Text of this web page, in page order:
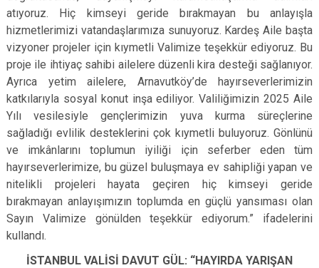
atıyoruz. Hiç kimseyi geride bırakmayan bu anlayışla
hizmetlerimizi vatandaşlarımıza sunuyoruz. Kardeş Aile başta
vizyoner projeler için kıymetli Valimize teşekkür ediyoruz. Bu
proje ile ihtiyaç sahibi ailelere düzenli kira desteği sağlanıyor.
Ayrıca yetim ailelere, Arnavutköy’de hayırseverlerimizin
katkılarıyla sosyal konut inşa ediliyor. Valiliğimizin 2025 Aile
Yılı vesilesiyle gençlerimizin yuva kurma süreçlerine
sağladığı evlilik desteklerini çok kıymetli buluyoruz. Gönlünü
ve imkânlarını toplumun iyiliği için seferber eden tüm
hayırseverlerimize, bu güzel buluşmaya ev sahipliği yapan ve
nitelikli projeleri hayata geçiren hiç kimseyi geride
bırakmayan anlayışımızın toplumda en güçlü yansıması olan
Sayın Valimize gönülden teşekkür ediyorum.” ifadelerini
kullandı.
İSTANBUL VALİSİ DAVUT GÜL: “HAYIRDA YARIŞAN